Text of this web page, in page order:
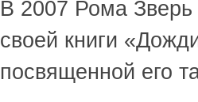
В 2007 Рома Зверь
своей книги
посвященной его